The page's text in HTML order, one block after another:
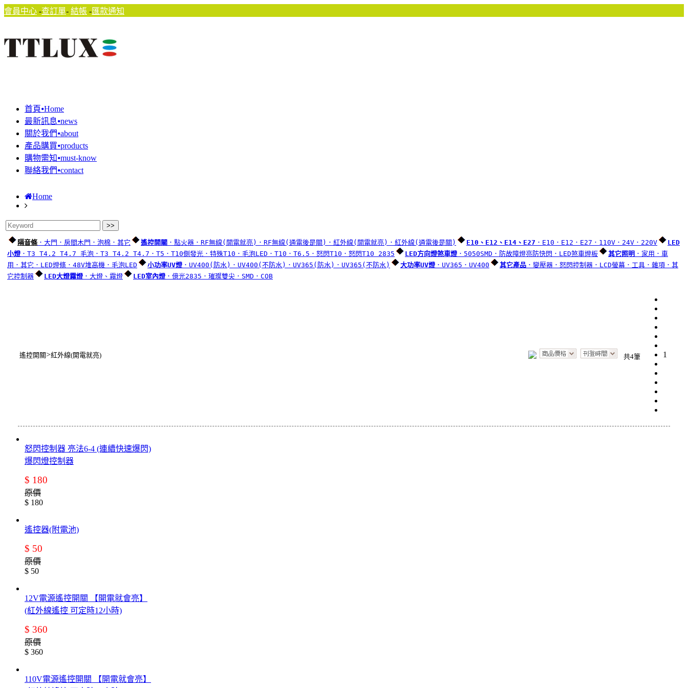
會員中心 -查訂單- 結帳 -匯款通知
首頁⦁Home
最新訊息⦁news
關於我們⦁about
產品購買⦁products
購物需知⦁must-know
聯絡我們⦁contact
Home
隔音條 ．大門 ．房間木門 ．泡棉 ．其它 遙控開關 ．點火器 ．RF無線(開電就亮) ．RF無線(通電後是關) ．紅外線(開電就亮) ．紅外線(通電後是關) E10、E12、E14、E27 ．E10 ．E12 ．E27 ．110V ．24V ．220V
LED
小燈 ．T3 T4.2 T4.7 毛泡 ．T3 T4.2 T4.7 ．T5 ．T10側發光 ．特殊T10 ．毛泡LED ．T10 ．T6.5 ．怒閃T10 ．怒閃T10 2835 LED方向燈煞車燈 ．5050SMD ．防故障燈亮防快閃 ．LED煞車燈板 其它照明 ．家用 ．車
用 ．其它 ．LED燈條 ．48V堆高機 ．毛泡LED 小功率UV燈 ．UV400(防水) ．UV400(不防水) ．UV365(防水) ．UV365(不防水) 大功率UV燈 ．UV365 ．UV400 其它產品 ．變壓器 ．怒閃控制器 ．LCD螢幕 ．工具 ．雜項 ．其
它控制器
LED大燈霧燈 ．大燈、霧燈 LED室內燈 ．億光2835 ．璀璨雙尖 ．SMD ．COB
遙控開關>紅外線(開電就亮) 共4筆 1
怒閃控制器 亮法6-4 (連續快速爆閃)
爆閃燈控制器
$ 180
原價
$ 180
遙控器(附電池)
$ 50
原價
$ 50
12V電源遙控開關 【開電就會亮】
(紅外線遙控 可定時12小時)
$ 360
原價
$ 360
110V電源遙控開關 【開電就會亮】